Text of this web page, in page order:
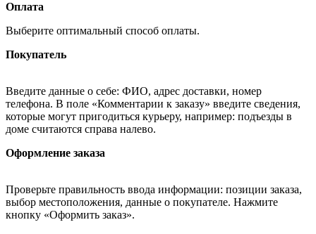
Оплата
Выберите оптимальный способ оплаты.
Покупатель
Введите данные о себе: ФИО, адрес доставки, номер
телефона. В поле «Комментарии к заказу» введите сведения,
которые могут пригодиться курьеру, например: подъезды в
доме считаются справа налево.
Оформление заказа
Проверьте правильность ввода информации: позиции заказа,
выбор местоположения, данные о покупателе. Нажмите
кнопку «Оформить заказ».